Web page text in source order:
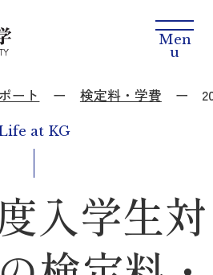
ート 検定料・学費
at KG
入学生対